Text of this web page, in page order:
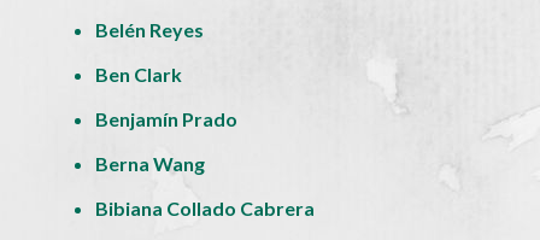
Belén Reyes
Ben Clark
Benjamín Prado
Berna Wang
Bibiana Collado Cabrera